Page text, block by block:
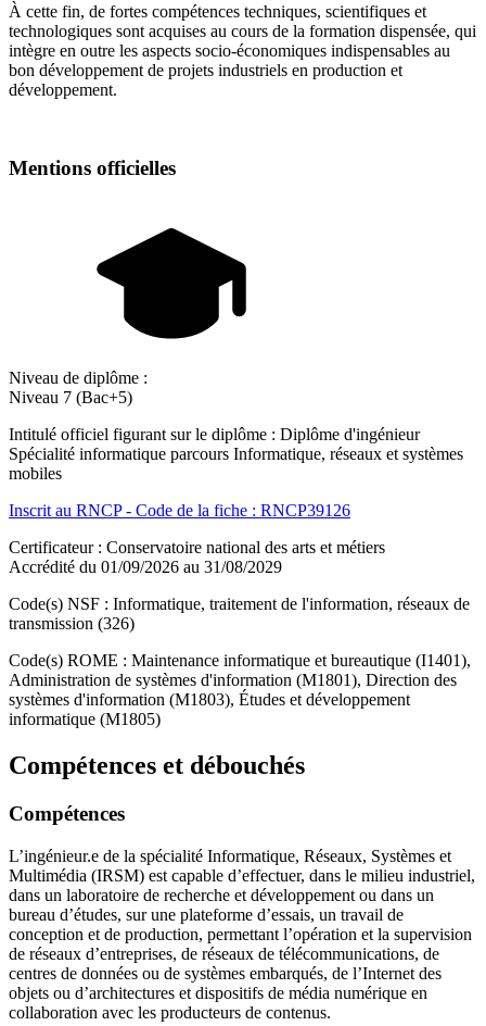
À cette fin, de fortes compétences techniques, scientifiques et
technologiques sont acquises au cours de la formation dispensée, qui
intègre en outre les aspects socio-économiques indispensables au
bon développement de projets industriels en production et
développement.
Mentions officielles
Niveau de diplôme :
Niveau 7 (Bac+5)
Intitulé officiel figurant sur le diplôme : Diplôme d'ingénieur
Spécialité informatique parcours Informatique, réseaux et systèmes
mobiles
Inscrit au RNCP - Code de la fiche : RNCP39126
Certificateur : Conservatoire national des arts et métiers
Accrédité du 01/09/2026 au 31/08/2029
Code(s) NSF : Informatique, traitement de l'information, réseaux de
transmission (326)
Code(s) ROME : Maintenance informatique et bureautique (I1401),
Administration de systèmes d'information (M1801), Direction des
systèmes d'information (M1803), Études et développement
informatique (M1805)
Compétences et débouchés
Compétences
L’ingénieur.e de la spécialité Informatique, Réseaux, Systèmes et
Multimédia (IRSM) est capable d’effectuer, dans le milieu industriel,
dans un laboratoire de recherche et développement ou dans un
bureau d’études, sur une plateforme d’essais, un travail de
conception et de production, permettant l’opération et la supervision
de réseaux d’entreprises, de réseaux de télécommunications, de
centres de données ou de systèmes embarqués, de l’Internet des
objets ou d’architectures et dispositifs de média numérique en
collaboration avec les producteurs de contenus.